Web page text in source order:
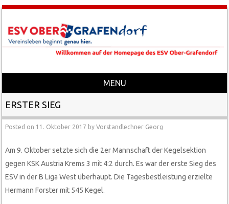
MENU
Skip to content
ERSTER SIEG
Posted on 11. Oktober 2017 byVorstandlechner Georg
Am 9. Oktober setzte sich die 2er Mannschaft der Kegelsektion
gegen KSK Austria Krems 3 mit 4:2 durch. Es war der erste Sieg des
ESV in der B Liga West überhaupt. Die Tagesbestleistung erzielte
Hermann Forster mit 545 Kegel.